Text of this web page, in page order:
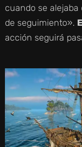
cuando se
de seguimiento».
acción seguirá